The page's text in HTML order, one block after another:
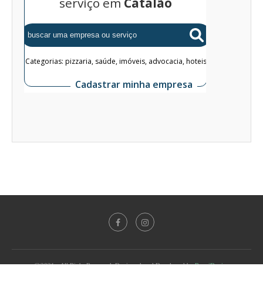
@2021 - All Right Reserved. Designed and Developed byPenciDesign